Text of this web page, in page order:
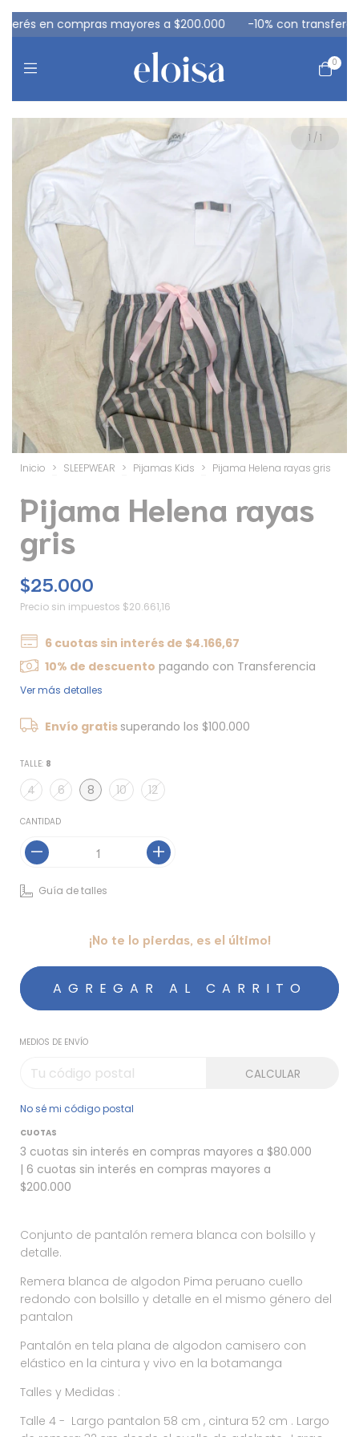
en compras mayores a $200.000 -10% con transferencia
0
1 / 1
Inicio > SLEEPWEAR > Pijamas Kids > Pijama Helena rayas gris
Pijama Helena rayas
gris
$25.000
Precio sin impuestos $20.661,16
6 cuotas sin interés de $4.166,67
10% de descuento pagando con Transferencia
Ver más detalles
Envío gratis superando los $100.000
TALLE: 8
4 6 8 10 12
CANTIDAD
Guía de talles
¡No te lo pierdas, es el último!
MEDIOS DE ENVÍO
CALCULAR
No sé mi código postal
CUOTAS
3 cuotas sin interés en compras mayores a $80.000
| 6 cuotas sin interés en compras mayores a
$200.000
Conjunto de pantalón remera blanca con bolsillo y
detalle.
Remera blanca de algodon Pima peruano cuello
redondo con bolsillo y detalle en el mismo género del
pantalon
Pantalón en tela plana de algodon camisero con
elástico en la cintura y vivo en la botamanga
Talles y Medidas :
Talle 4 - Largo pantalon 58 cm , cintura 52 cm . Largo